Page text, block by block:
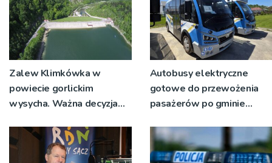
Zalew Klimkówka w
powiecie gorlickim
wysycha. Ważna decyzja
Autobusy elektryczne
gotowe do przewożenia
pasażerów po gminie